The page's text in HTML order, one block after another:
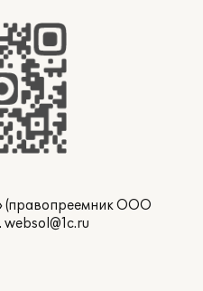
(правопреемник ООО
websol@1c.ru